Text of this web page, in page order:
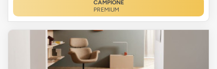
CAMPIONE
PREMIUM